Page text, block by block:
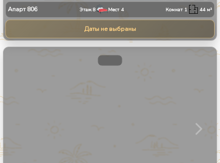
Апарт806 Этаж8 Мест 4 Комнат 1 44м²
Даты не выбраны